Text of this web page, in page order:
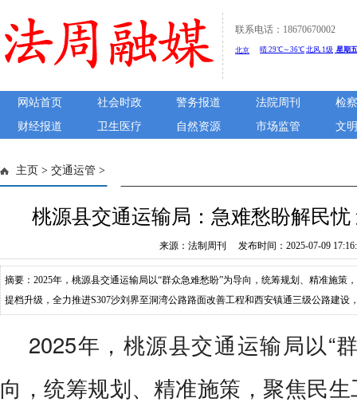
联系电话：18670670002
网站首页 社会时政 警务报道 法院周刊
检
财经报道
卫生医疗 自然资源 市场监管 文
主页 > 交通运管 >
桃源县交通运输局：急难愁盼解民忧
来源：法制周刊 发布时间：2025-07-09
摘要：2025年，桃源县交通运输局以“群众急难愁盼”为导向，统筹规划、精准施策
提档升级，全力推进S307沙刘界至洞湾公路路面改善工程和西安镇通三级公路建设
路，承担着沿线农业运输及居民出行的关键功能。由于原路面年久失修，部分路段
2025年，桃源县交通运输局以“
向，统筹规划、精准施策，聚焦民